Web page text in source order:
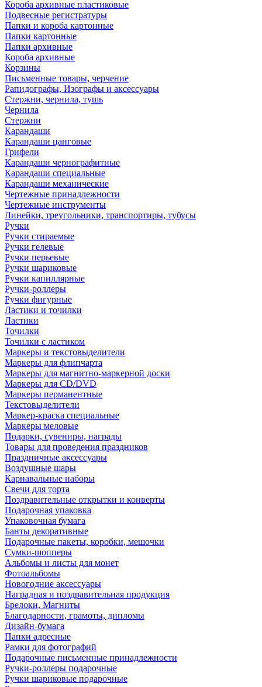
Короба архивные пластиковые
Подвесные регистратуры
Папки и короба картонные
Папки картонные
Папки архивные
Короба архивные
Корзины
Письменные товары, черчение
Рапидографы, Изографы и аксессуары
Стержни, чернила, тушь
Чернила
Стержни
Карандаши
Карандаши цанговые
Грифели
Карандаши чернографитные
Карандаши специальные
Карандаши механические
Чертежные принадлежности
Чертежные инструменты
Линейки, треугольники, транспортиры, тубусы
Ручки
Ручки стираемые
Ручки гелевые
Ручки перьевые
Ручки шариковые
Ручки капиллярные
Ручки-роллеры
Ручки фигурные
Ластики и точилки
Ластики
Точилки
Точилки с ластиком
Маркеры и текстовыделители
Маркеры для флипчарта
Маркеры для магнитно-маркерной доски
Маркеры для CD/DVD
Маркеры перманентные
Текстовыделители
Маркер-краска специальные
Маркеры меловые
Подарки, сувениры, награды
Товары для проведения праздников
Праздничные аксессуары
Воздушные шары
Карнавальные наборы
Свечи для торта
Поздравительные открытки и конверты
Подарочная упаковка
Упаковочная бумага
Банты декоративные
Подарочные пакеты, коробки, мешочки
Сумки-шопперы
Альбомы и листы для монет
Фотоальбомы
Новогодние аксессуары
Наградная и поздравительная продукция
Брелоки, Магниты
Благодарности, грамоты, дипломы
Дизайн-бумага
Папки адресные
Рамки для фотографий
Подарочные письменные принадлежности
Ручки-роллеры подарочные
Ручки шариковые подарочные